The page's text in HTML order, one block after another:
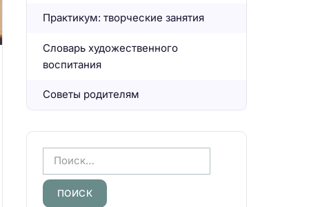
Практикум: творческие занятия
Словарь художественного
воспитания
Советы родителям
а
й
т